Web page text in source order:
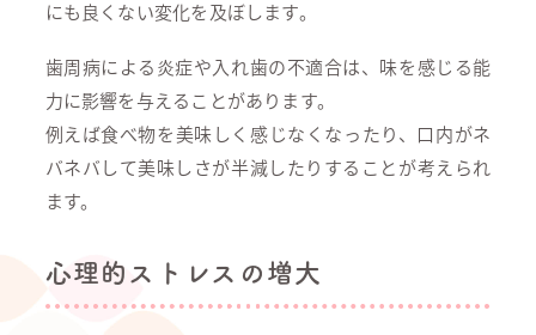
にも良くない変化を及ぼします。
歯周病による炎症や入れ歯の不適合は、味を感じる能
力に影響を与えることがあります。
例えば食べ物を美味しく感じなくなったり、口内がネ
バネバして美味しさが半減したりすることが考えられ
ます。
心理的ストレスの増大